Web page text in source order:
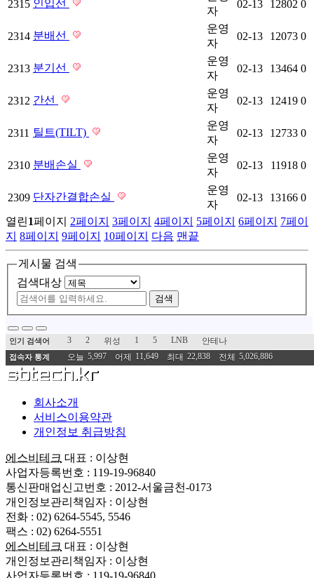
2315 인입선
자
02-13 12802 0
2314 분배선
운영
자
02-13 12073 0
2313 분기선
운영
자
02-13 13464 0
2312 간선
운영
자
02-13 12419 0
2311 틸트(TILT)
운영
자
02-13 12733 0
2310 분배손실
운영
자
02-13 11918 0
2309 단자간결합손실
운영
자
02-13 13166 0
열린1페이지 2페이지 3페이지 4페이지 5페이지 6페이지 7페이
지 8페이지 9페이지 10페이지 다음 맨끝
게시물 검색
검색대상
검색
인기 검색어 3 2 위성 1 5 LNB 안테나
접속자 통계 오늘 5,997 어제 11,649 최대 22,838 전체 5,026,886
회사소개
서비스이용약관
개인정보 취급방침
에스비테크 대표 : 이상현
사업자등록번호 : 119-19-96840
통신판매업신고번호 : 2012-서울금천-0173
개인정보관리책임자 : 이상현
전화 : 02) 6264-5545, 5546
팩스 : 02) 6264-5551
에스비테크 대표 : 이상현
개인정보관리책임자 : 이상현
사업자등록번호 : 119-19-96840